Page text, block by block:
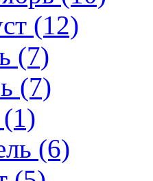
(12)
(7)
(7)
(1)
(6)